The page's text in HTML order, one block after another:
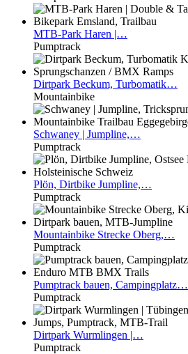
MTB-Park Haren |…
Pumptrack
Dirtpark Beckum, Turbomatik…
Mountainbike
Schwaney | Jumpline,…
Pumptrack
Plön, Dirtbike Jumpline,…
Pumptrack
Mountainbike Strecke Oberg,…
Pumptrack
Pumptrack bauen, Campingplatz…
Pumptrack
Dirtpark Wurmlingen |…
Pumptrack